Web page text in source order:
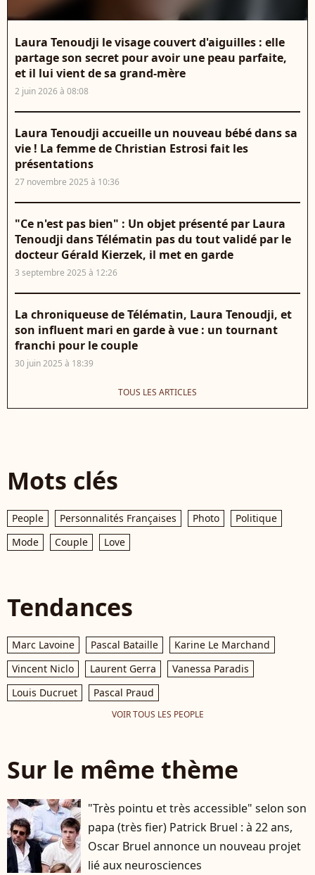
Laura Tenoudji le visage couvert d'aiguilles : elle
partage son secret pour avoir une peau parfaite,
et il lui vient de sa grand-mère
2 juin 2026 à 08:08
Laura Tenoudji accueille un nouveau bébé dans sa
vie ! La femme de Christian Estrosi fait les
présentations
27 novembre 2025 à 10:36
"Ce n'est pas bien" : Un objet présenté par Laura
Tenoudji dans Télématin pas du tout validé par le
docteur Gérald Kierzek, il met en garde
3 septembre 2025 à 12:26
La chroniqueuse de Télématin, Laura Tenoudji, et
son influent mari en garde à vue : un tournant
franchi pour le couple
30 juin 2025 à 18:39
TOUS LES ARTICLES
Mots clés
People Personnalités Françaises Photo
Politique
Mode
Couple Love
Tendances
Marc Lavoine Pascal Bataille
Karine Le Marchand
Vincent Niclo
Laurent Gerra
Vanessa Paradis
Louis Ducruet
Pascal Praud
VOIR TOUS LES PEOPLE
Sur le même thème
"Très pointu et très accessible" selon son
papa (très fier) Patrick Bruel : à 22 ans,
Oscar Bruel annonce un nouveau projet
lié aux neurosciences